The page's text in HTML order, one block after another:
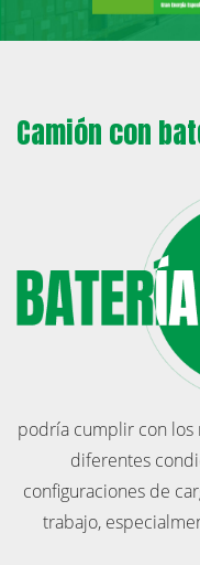
Camión con
podría cumplir con
diferentes
configuraciones de
trabajo,